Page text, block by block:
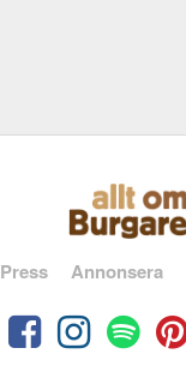
Press Annonsera